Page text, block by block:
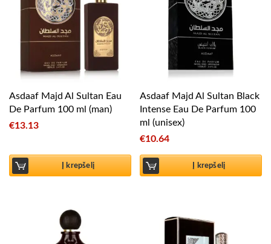
Asdaaf Majd Al Sultan Eau
De Parfum 100 ml (man)
€13.13
Į krepšelį
Asdaaf Majd Al Sultan Black
Intense Eau De Parfum 100
ml (unisex)
€10.64
Į krepšelį